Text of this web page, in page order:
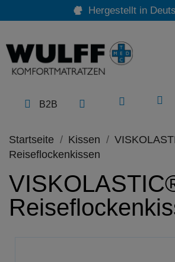
Hergestellt in
B2B
Startseite Kissen
Reiseflockenkissen